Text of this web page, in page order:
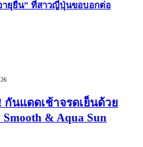
ายุยืน” ที่สาวญี่ปุ่นขอบอกต่อ
กันแดดเช้าจรดเย็นด้วย
& Aqua Sun